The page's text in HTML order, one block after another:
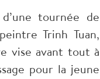
tournée de
Trinh Tuan,
vise avant tout à
pour la jeune